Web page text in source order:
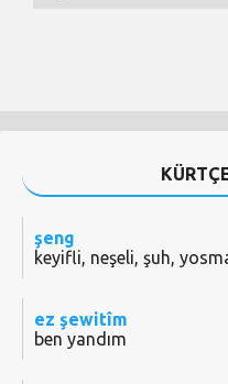
şeng
keyifli, neşeli, şuh,
ez şewitîm
ben yandım